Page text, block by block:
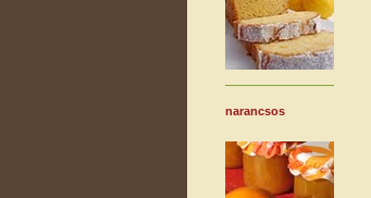
narancsos